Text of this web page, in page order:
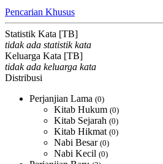
Pencarian Khusus
Statistik Kata [TB]
tidak ada statistik kata
Keluarga Kata [TB]
tidak ada keluarga kata
Distribusi
Perjanjian Lama (0)
Kitab Hukum (0)
Kitab Sejarah (0)
Kitab Hikmat (0)
Nabi Besar (0)
Nabi Kecil (0)